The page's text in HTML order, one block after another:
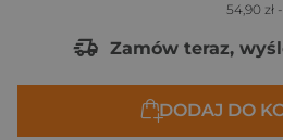
54,90 zł
Zamów teraz,
DODAJ DO